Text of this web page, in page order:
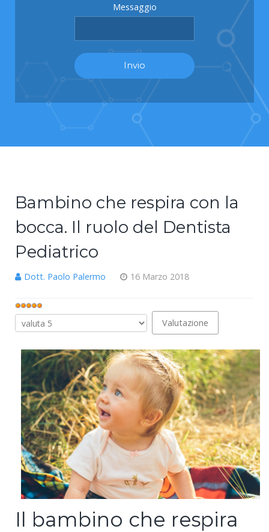
Messaggio
Bambino che respira con la
bocca. Il ruolo del Dentista
Pediatrico
Dott. Paolo Palermo 16 Marzo 2018
Valutazione
attuale:5/5
Valuta
Il bambino che respira